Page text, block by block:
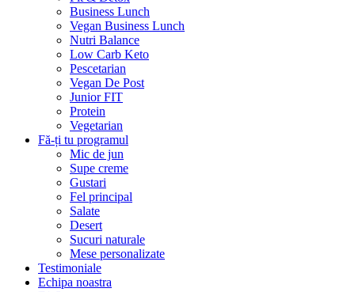
Business Lunch
Vegan Business Lunch
Nutri Balance
Low Carb Keto
Pescetarian
Vegan De Post
Junior FIT
Protein
Vegetarian
Fă-ți tu programul
Mic de jun
Supe creme
Gustari
Fel principal
Salate
Desert
Sucuri naturale
Mese personalizate
Testimoniale
Echipa noastra